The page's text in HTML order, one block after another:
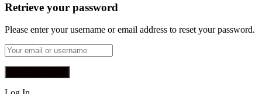
Retrieve your password
Please enter your username or email address to reset your password.